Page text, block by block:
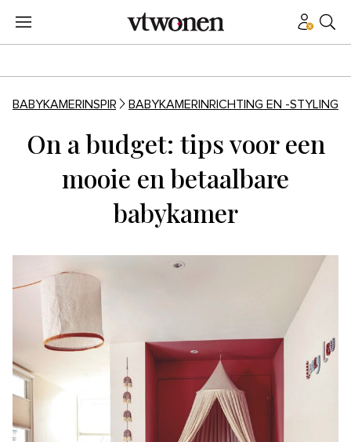
BABYKAMERINSPIRATIEBABYKAMERINRICHTING EN -STYLING
On a budget: tips voor een
mooie en betaalbare
babykamer